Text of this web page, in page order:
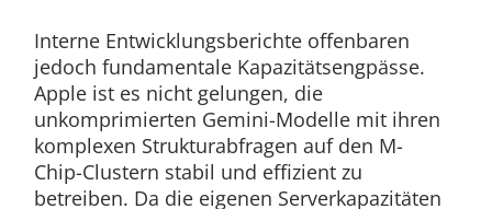
Interne Entwicklungsberichte offenbaren
jedoch fundamentale Kapazitätsengpässe.
Apple ist es nicht gelungen, die
unkomprimierten Gemini-Modelle mit ihren
komplexen Strukturabfragen auf den M-
Chip-Clustern stabil und effizient zu
betreiben. Da die eigenen Serverkapazitäten